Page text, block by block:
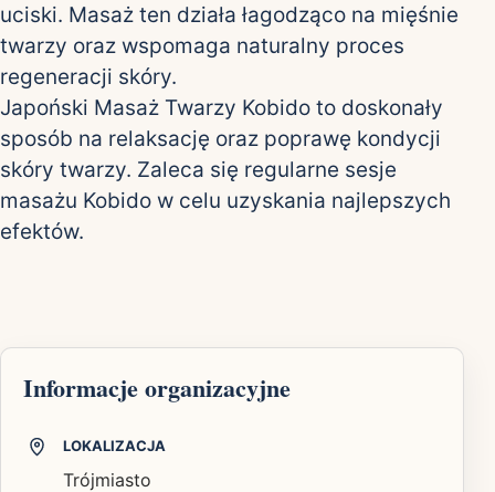
uciski. Masaż ten działa łagodząco na mięśnie
twarzy oraz wspomaga naturalny proces
regeneracji skóry.
Japoński Masaż Twarzy Kobido to doskonały
sposób na relaksację oraz poprawę kondycji
skóry twarzy. Zaleca się regularne sesje
masażu Kobido w celu uzyskania najlepszych
efektów.
Informacje organizacyjne
LOKALIZACJA
Trójmiasto